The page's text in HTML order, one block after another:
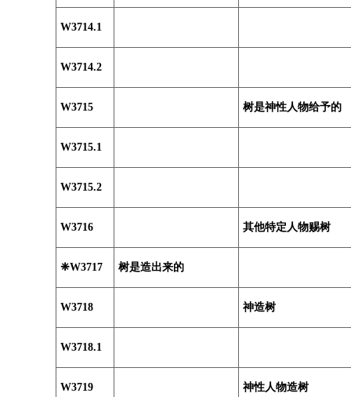
W3714.1
W3714.2
W3715 树是神性人物给予的
W3715.1
W3715.2
W3716 其他特定人物赐树
❈W3717 树是造出来的
W3718 神造树
W3718.1
W3719 神性人物造树